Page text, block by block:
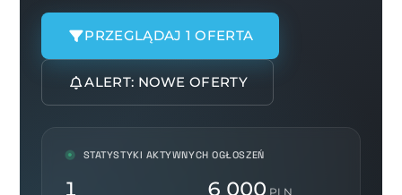
PRZEGLĄDAJ 1 OFERTA
ALERT: NOWE OFERTY
STATYSTYKI AKTYWNYCH OGŁOSZEŃ
1 6 000 PLN